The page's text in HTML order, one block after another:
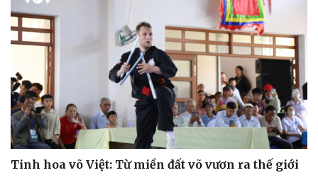
Tinh hoa võ Việt: Từ miền đất võ vươn ra thế giới